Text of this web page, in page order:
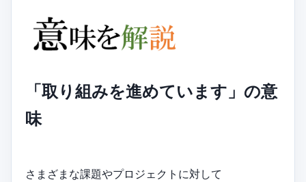
「取り組みを進めています」の意
味
さまざまな課題やプロジェクトに対して